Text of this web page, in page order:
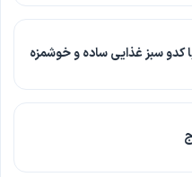
کدو سبز غذایی ساده و خوشمزه